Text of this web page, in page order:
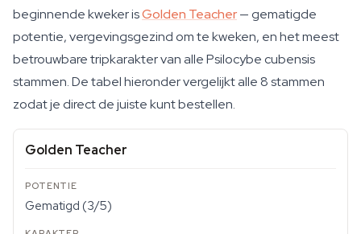
beginnende kweker isGolden Teacher— gematigde
potentie, vergevingsgezind om te kweken, en het meest
betrouwbare tripkarakter van alle Psilocybe cubensis
stammen. De tabel hieronder vergelijkt alle 8 stammen
zodat je direct de juiste kunt bestellen.
Golden Teacher
Gematigd (3/5)